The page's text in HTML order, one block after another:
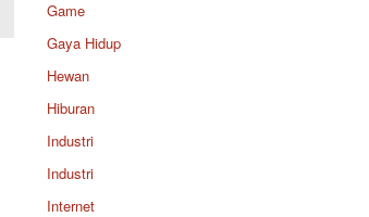
Game
Gaya Hidup
Hewan
Hiburan
Industri
Industri
Internet